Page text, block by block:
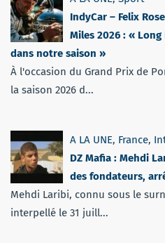
IndyCar – Felix
Miles 2026 : «
dans notre saison »
À l'occasion du Grand Prix de
la saison 2026 d...
A LA UNE, France,
DZ Mafia : Mehdi
des fondateurs,
Mehdi Laribi, connu sous le
interpellé le 31 juill...